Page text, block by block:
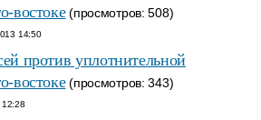
востоке(просмотров: 508)
14:50
против уплотнительной
востоке(просмотров: 343)
12:28